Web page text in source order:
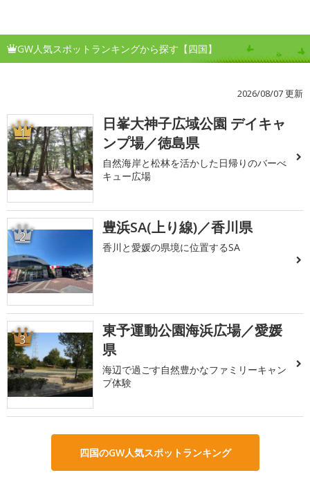
GW人気スポットランキングから探す【四国】
2026/08/07 更新
1
日峯大神子広域公園 デイキャ
ンプ場／徳島県
自然海岸と松林を活かした日帰りのバーべ
キュー広場
2 豊浜SA(上り線)／香川県
香川と愛媛の県境に位置するSA
3
東予運動公園海浜広場／愛媛
県
海辺で過ごす自然豊かなファミリーキャン
プ体験
四国のGW人気スポットランキング